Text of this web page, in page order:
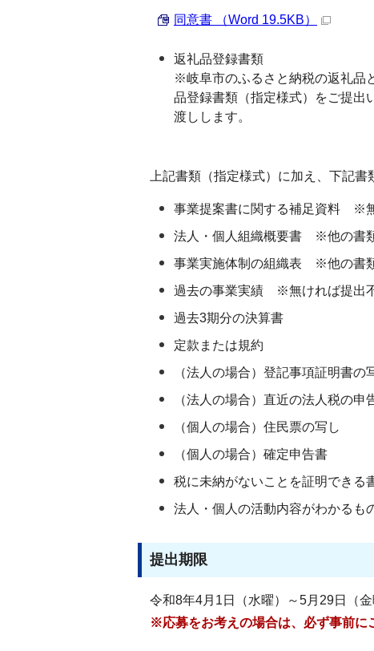
同意書 （Word 19.5KB）
返礼品登録書類
※岐阜市のふるさと納税の返礼品
品登録書類（指定様式）をご提出
渡しします。
上記書類（指定様式）に加え、下記書
事業提案書に関する補足資料 ※
法人・個人組織概要書 ※他の書
事業実施体制の組織表 ※他の書
過去の事業実績 ※無ければ提出
過去3期分の決算書
定款または規約
（法人の場合）登記事項証明書の
（法人の場合）直近の法人税の申
（個人の場合）住民票の写し
（個人の場合）確定申告書
税に未納がないことを証明できる
法人・個人の活動内容がわかる
提出期限
令和8年4月1日（水曜）～5月29日（金
※応募をお考えの場合は、必ず事前に